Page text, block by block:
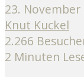
23. November
Knut Kuckel
2.266
2 Minuten